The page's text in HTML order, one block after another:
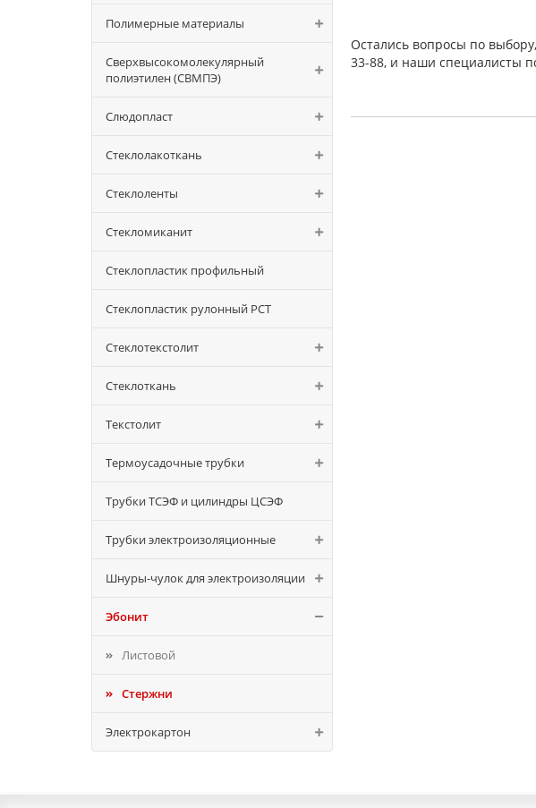
Полимерные материалы
Сверхвысокомолекулярный
полиэтилен (СВМПЭ)
Слюдопласт
Стеклолакоткань
Стеклоленты
Стекломиканит
Стеклопластик профильный
Стеклопластик рулонный РСТ
Стеклотекстолит
Стеклоткань
Текстолит
Термоусадочные трубки
Трубки ТСЭФ и цилиндры ЦСЭФ
Трубки электроизоляционные
Шнуры-чулок для электроизоляции
Эбонит
Листовой
Стержни
Электрокартон
Остались вопросы по
33-88, и наши специалисты